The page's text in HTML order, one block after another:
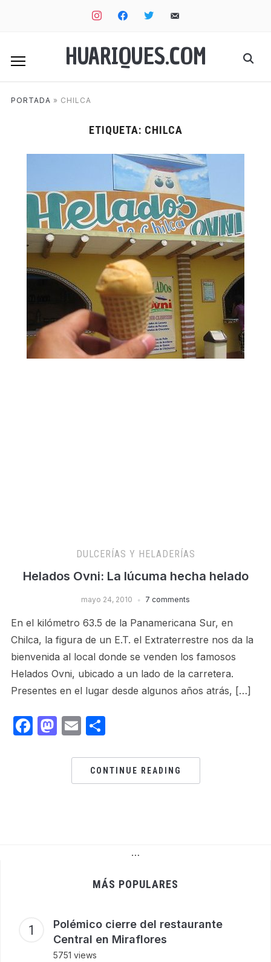
instagramfacebooktwitter
email-
HUARIQUES.COM
PORTADA » CHILCA
ETIQUETA: CHILCA
DULCERÍAS Y HELADERÍ­AS
Helados Ovni: La lúcuma hecha helado
mayo 24, 2010 7 comments
En el kilómetro 63.5 de la Panamericana Sur, en
Chilca, la figura de un E.T. el Extraterrestre nos da la
bienvenida al local donde se venden los famosos
Helados Ovni, ubicado a un lado de la carretera.
Presentes en el lugar desde algunos años atrás, […]
Facebook
Mastodon
EmailShare
CONTINUE READING
…
MÁS POPULARES
Polémico cierre del restaurante
Central en Miraflores
5751 views